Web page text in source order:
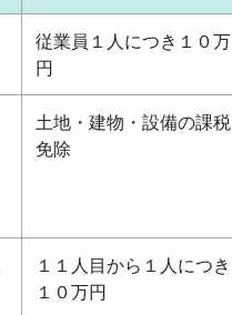
従業員１人につき１０万
円
土地・建物・設備の課税
免除
１１人目から１人につき
１０万円